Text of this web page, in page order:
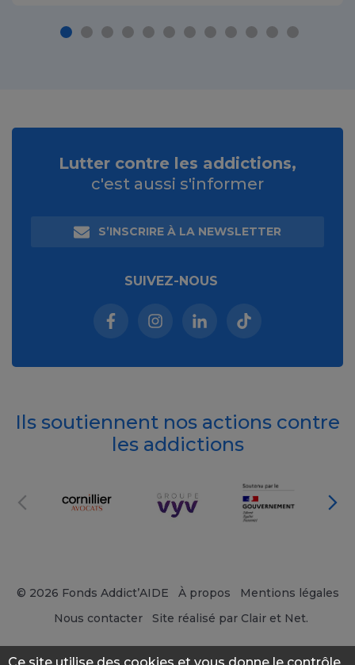
Lutter contre les addictions,
c'est aussi s'informer
S’INSCRIRE À LA NEWSLETTER
SUIVEZ-NOUS
Facebook (nouvelle fenêtre)
Instagram (nouvelle fenêtre)
Linkedin (nouvelle
Tiktok (nouvelle
Ils soutiennent nos actions contre
les addictions
© 2026 Fonds Addict’AIDE À propos
Mentions légales
Nous contacter
Site réalisé par Clair et Net.